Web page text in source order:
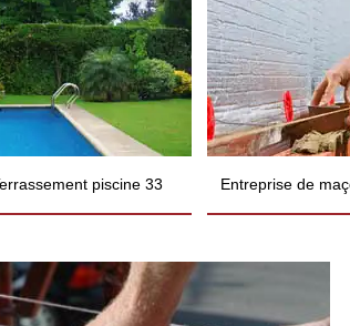
piscine 33 Entreprise de